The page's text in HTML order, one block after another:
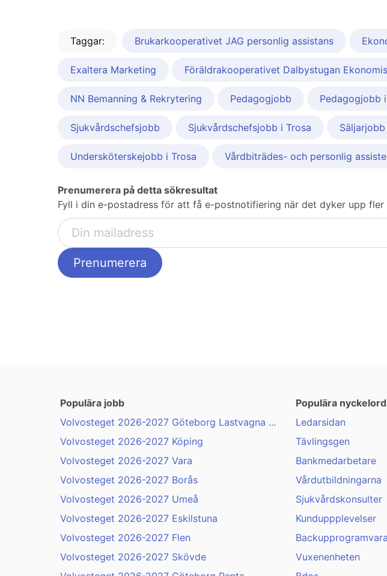
Taggar: Brukarkooperativet JAG personlig assistans
Exaltera Marketing Föräldrakooperativet Dalbystugan
NN Bemanning & Rekrytering Pedagogjobb Pedagogjobb
Sjukvårdschefsjobb Sjukvårdschefsjobb i Trosa Säljarjobb
Undersköterskejobb i Trosa Vårdbiträdes- och personlig
Prenumerera på detta sökresultat
Fyll i din e-postadress för att få e-postnotifiering när det dyker upp fler
Populära jobb
Volvosteget 2026-2027 Göteborg Lastvagna ...
Volvosteget 2026-2027 Köping
Volvosteget 2026-2027 Vara
Volvosteget 2026-2027 Borås
Volvosteget 2026-2027 Umeå
Volvosteget 2026-2027 Eskilstuna
Volvosteget 2026-2027 Flen
Volvosteget 2026-2027 Skövde
Populära nyckelord
Ledarsidan
Tävlingsgen
Bankmedarbetare
Vårdutbildningarna
Sjukvårdskonsulter
Kunduppplevelser
Backupprogramvara
Vuxenenheten